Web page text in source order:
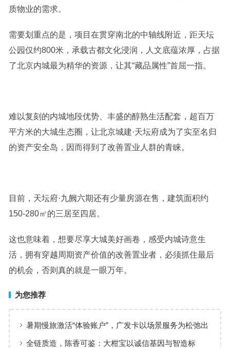
质物业的需求。
需要划重点的是，项目在贯穿南北的中轴线附近，距天坛
公园仅约800米，承载古都文化浸润，人文底蕴浓厚，占据
了北京内城最为精华的资源，让其“藏品属性”首屈一指。
难以复刻的内城地段优势、丰盛的醇熟生活配套，超百万
平方米的大城生态圈，让北京城建·天坛府成为了实至名归
的资产安全岛，因而得到了改善置业人群的青睐。
目前，天坛府·九阙六期还有少量房源在售，建筑面积约
150-280㎡的三居至四居。
这也意味着，想要尽享大城美好画卷，感受内城诗意生
活，拥有穿越周期资产价值的改善置业者，必须抓住最后
的机会，否则真的就是一眼万年。
为您推荐
暑期慢旅激活“体验账户”，广发卡以场景服务为松弛出
行添彩
全链质造，陈香可鉴：大柑宝以诚信基因与智造标